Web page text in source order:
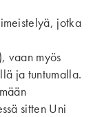
jotka
vaan myös
ja tuntumalla.
sitten Uni